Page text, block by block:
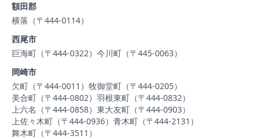
額田郡
横落（〒444-0114）
西尾市
巨海町（〒444-0322） 今川町（〒445-0063）
岡崎市
欠町（〒444-0011） 牧御堂町（〒444-0205）
美合町（〒444-0802） 羽根東町（〒444-0832）
上六名（〒444-0858） 東大友町（〒444-0903）
上佐々木町（〒444-0936） 青木町（〒444-2131）
舞木町（〒444-3511）